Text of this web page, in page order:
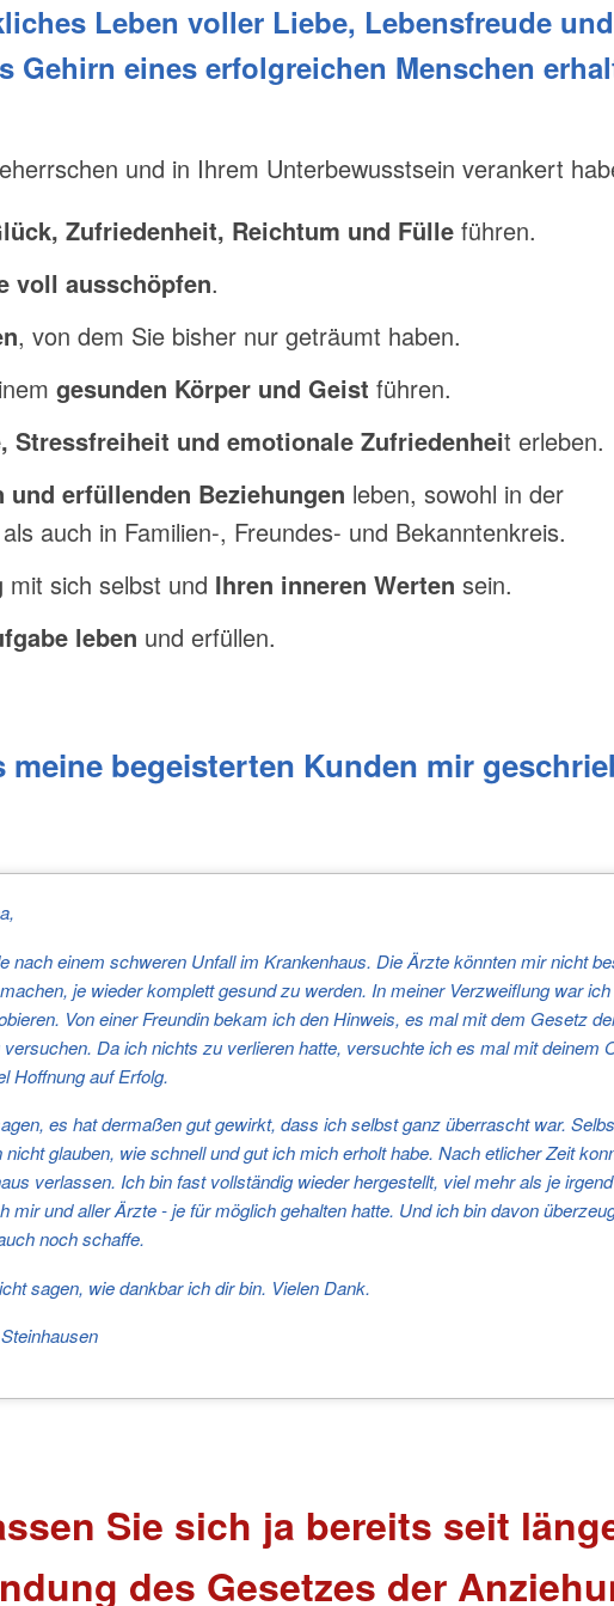
Leben voller Liebe, Lebensfreude
Gehirn eines erfolgreichen Menschen
und in Ihrem Unterbewusstsein verankert
Zufriedenheit, Reichtum und Fülle führen.
voll ausschöpfen.
, von dem Sie bisher nur geträumt haben.
gesunden Körper und Geist führen.
Stressfreiheit und emotionale Zufriedenheit erleben.
erfüllenden Beziehungen leben, sowohl in der
auch in Familien-, Freundes- und Bekanntenkreis.
mit sich selbst und Ihren inneren Werten sein.
leben und erfüllen.
meine begeisterten Kunden mir
nach einem schweren Unfall im Krankenhaus. Die Ärzte könnten mir nicht
je wieder komplett gesund zu werden. In meiner Verzweiflung war ich
Von einer Freundin bekam ich den Hinweis, es mal mit dem Gesetz
Da ich nichts zu verlieren hatte, versuchte ich es mal mit deinem
Hoffnung auf Erfolg.
es hat dermaßen gut gewirkt, dass ich selbst ganz überrascht war.
glauben, wie schnell und gut ich mich erholt habe. Nach etlicher Zeit
verlassen. Ich bin fast vollständig wieder hergestellt, viel mehr als je
mir und aller Ärzte - je für möglich gehalten hatte. Und ich bin davon
noch schaffe.
sagen, wie dankbar ich dir bin. Vielen Dank.
Sie sich ja bereits seit
des Gesetzes der